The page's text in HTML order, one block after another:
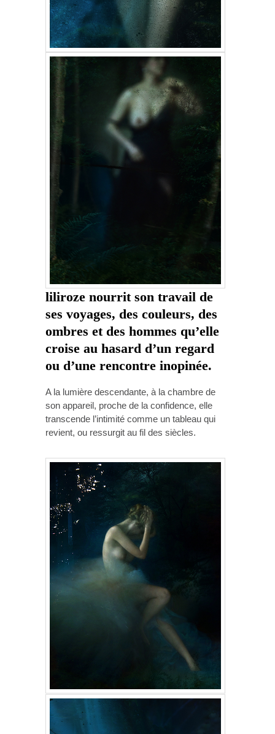
liliroze nourrit son travail de
ses voyages, des couleurs, des
ombres et des hommes qu’elle
croise au hasard d’un regard
ou d’une rencontre inopinée.
A la lumière descendante, à la chambre de
son appareil, proche de la confidence, elle
transcende l’intimité comme un tableau qui
revient, ou ressurgit au fil des siècles.